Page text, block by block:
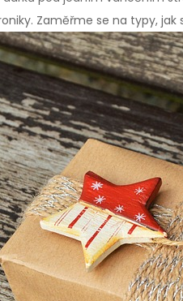
Zaměřme se na typy, jak